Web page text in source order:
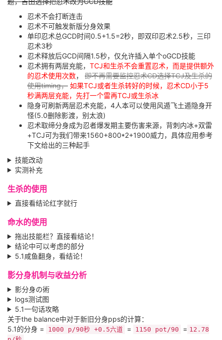
忍术不会打断连击
忍术不可触发新版分身效果
单印忍术总GCD时间0.5+1.5=2秒，即双印忍术2.5秒，三印
忍术3秒
忍术释放后GCD间隔1.5秒，仅允许插入单个oGCD技能
忍术拥有两层充能， TCJ和生杀不会重置忍术，而是提供额外
的忍术使用次数， 即不再需要监控忍术CD选择TCJ及生杀的
使用timing， 如果TCJ或者生杀转好的时候，忍术CD小于5
秒满两层充能，先打一个雷再TCJ或生杀冰
隐身可刷新两层忍术充能，4人本可以使用风遁飞土遁隐身开
怪(5.0删除影渡，别太浪)
忍术取缔分身成为忍者爆发期主要伤害来源，背刺内冰+双雷
+TCJ可为我们带来1560+800*2+1900威力，具体应用参考
下文给出的三种起手
技能改动
实测补充
生杀的使用
直接看结论红字就行
命水的使用
拖出技能栏？直接看结论！
结论中可以考虑的部分
5.1咸鱼翻身，看结论！
影分身机制与收益分析
影分身の術
logs测试图
5.1一句话攻略
关于the balance中对于新旧分身pps的计算：
5.1的分身 =
1000 p/90秒 +0.5六道 = 1150 pot/90 = 12.78